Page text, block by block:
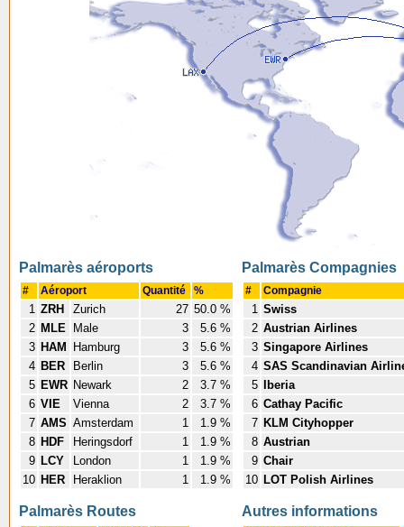
Palmarès aéroports
# Aéroport Quantité %
1 ZRH Zurich 27 50.0 %
2 MLE Male 3
5.6 %
3 HAM Hamburg 3
5.6 %
4 BER Berlin 3
5.6 %
5 EWR Newark 2
3.7 %
6 VIE Vienna 2
3.7 %
7 AMS Amsterdam 1
1.9 %
8 HDF Heringsdorf 1
1.9 %
9 LCY London 1
1.9 %
10 HER Heraklion 1 1.9 %
Palmarès Compagnies
# Compagnie
1 Swiss
2 Austrian Airlines
3 Singapore Airlines
4 SAS Scandinavian
5
Iberia
6 Cathay Pacific
7 KLM Cityhopper
8 Austrian
9 Chair
10 LOT Polish Airlines
Palmarès Routes Autres informations